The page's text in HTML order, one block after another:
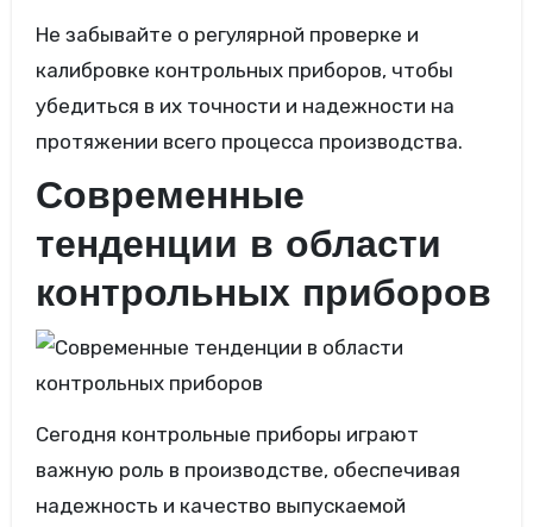
Не забывайте о регулярной проверке и
калибровке контрольных приборов, чтобы
убедиться в их точности и надежности на
протяжении всего процесса производства.
Современные
тенденции в области
контрольных приборов
Сегодня контрольные приборы играют
важную роль в производстве, обеспечивая
надежность и качество выпускаемой